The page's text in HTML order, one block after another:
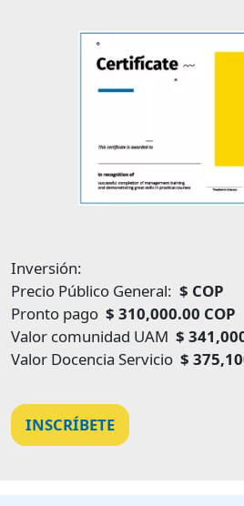
Image
Inversión:
Precio Público General: $ COP
Pronto pago $ 310,000.00 COP
Valor comunidad UAM $
Valor Docencia Servicio $
INSCRÍBETE